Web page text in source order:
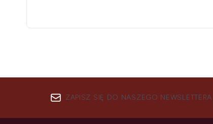
ZAPISZ SIĘ DO NASZEGO NEWSLETTERA